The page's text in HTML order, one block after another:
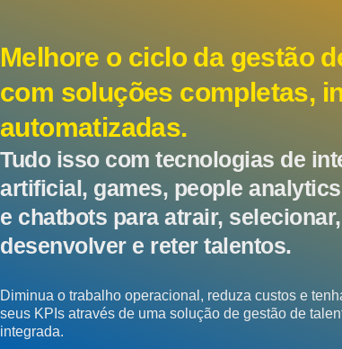
Melhore o ciclo da gestão
com soluções completas,
automatizadas.
Tudo isso com tecnologias de
artificial, games, people
e chatbots para atrair,
desenvolver e reter talentos.
Diminua o trabalho operacional, reduza custos e
seus KPIs através de uma solução de gestão de
integrada.